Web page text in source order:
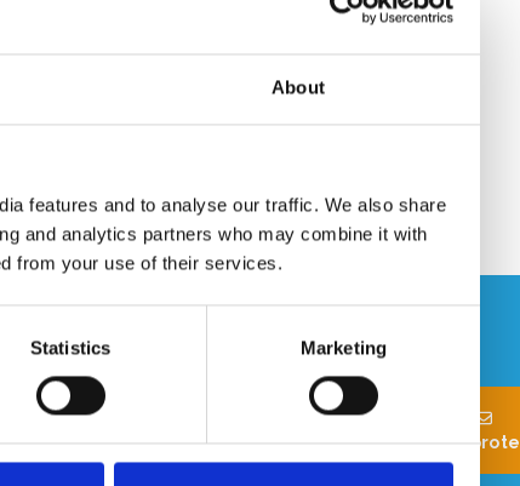
About
features and to analyse our traffic. We also share
and analytics partners who may combine it with
from your use of their services.
Statistics Marketing
+32 (0) 496 532
330
[email